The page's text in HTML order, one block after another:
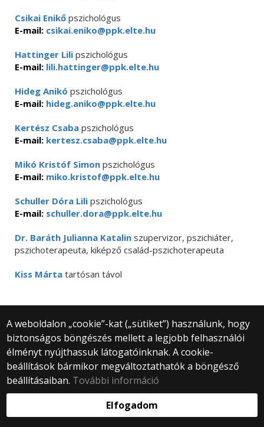
Csikai Enikő pszichológus
E-mail: csikai.eniko@ppk.elte.hu
Hattinger Lili pszichológus
E-mail: lili.hattinger@ppk.elte.hu
Hideg Anikó pszichológus
E-mail: hideg.aniko@ppk.elte.hu
Kertész Csaba pszichológus
E-mail: kertesz.csaba@ppk.elte.hu
Mikó Kristóf Simon pszichológus
E-mail: miko.kristof@ppk.elte.hu
Schuller Dóra Lili pszichológus
E-mail: schuller.dora@ppk.elte.hu
Dr. Baráth Julianna Katalin szupervizor, pszichiáter,
pszichoterapeuta, kiképző család-pszichoterapeuta
Kiss Márta tartósan távol
A weboldalon „cookie”-kat („sütiket”) használunk, hogy
biztonságos böngészés mellett a legjobb felhasználói
élményt nyújthassuk látogatóinknak. A cookie-
beállítások bármikor megváltoztathatók a böngésző
beállításaiban. További információ
Elfogadom
© 2025 Eötvös Loránd Tudományegyetem
Minden jog fenntartva.
1053 Budapest, Egyetem tér 1–3.
Központi telefonszám: +36 1 411 6500
Webfejlesztés: